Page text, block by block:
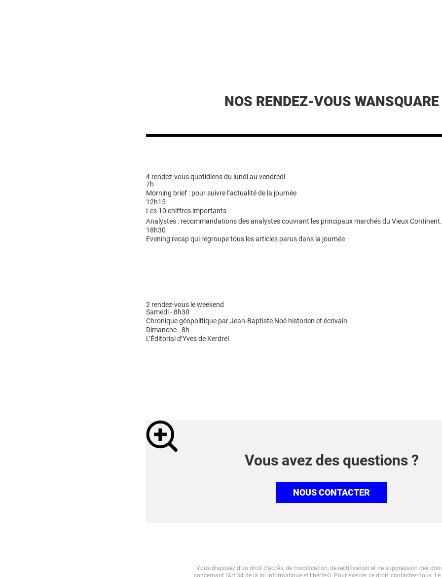
NOS RENDEZ-VOUS WANSQUARE
4 rendez-vous quotidiens du lundi au vendredi
7h
Morning brief : pour suivre l’actualité de la journée
12h15
Les 10 chiffres importants
Analystes : recommandations des analystes couvrant les principaux marchés du Vieux Continent.
18h30
Evening recap qui regroupe tous les articles parus dans la journée
2 rendez-vous le weekend
Samedi - 8h30
Chronique géopolitique par Jean-Baptiste Noé historien et écrivain
Dimanche - 8h
L’Éditorial d’Yves de Kerdrel
Vous avez des questions ?
NOUS CONTACTER
Vous disposez d'un droit d'accès, de modification, de rectification et de suppression des
concernant (Art.34 de la loi informatique et libertés). Pour exercer ce droit, contactez-nous.